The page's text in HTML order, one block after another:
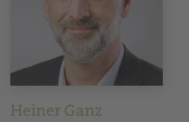
Heiner Ganz